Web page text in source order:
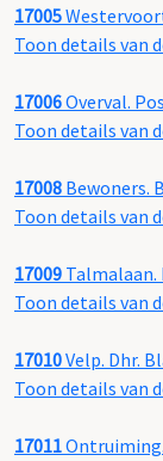
17005
Toon details van
17006Overval.
Toon details van
17008 Bewoners.
Toon details van
17009 Talmalaan.
Toon details van
17010Velp. Dhr.
Toon details van
17011